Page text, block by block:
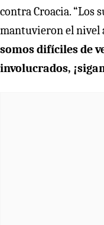
contra Croacia. “Los
mantuvieron el nivel
somos difíciles de
involucrados,